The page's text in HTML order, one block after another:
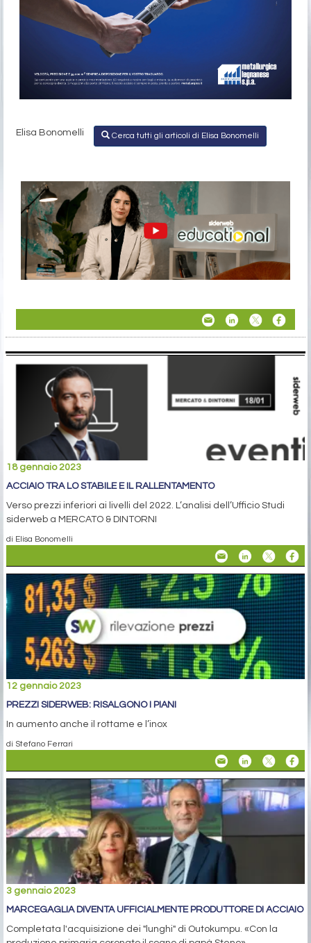
Elisa Bonomelli Cerca tutti gli articoli di Elisa Bonomelli
18 gennaio 2023
ACCIAIO TRA LO STABILE E IL RALLENTAMENTO
Verso prezzi inferiori ai livelli del 2022. L’analisi dell’Ufficio Studi
siderweb a MERCATO & DINTORNI
di Elisa Bonomelli
12 gennaio 2023
PREZZI SIDERWEB: RISALGONO I PIANI
In aumento anche il rottame e l’inox
di Stefano Ferrari
3 gennaio 2023
MARCEGAGLIA DIVENTA UFFICIALMENTE PRODUTTORE DI ACCIAIO
Completata l'acquisizione dei "lunghi" di Outokumpu. «Con la